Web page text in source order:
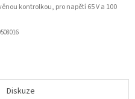
kontrolkou, pro napětí 65 V a 100
Diskuze